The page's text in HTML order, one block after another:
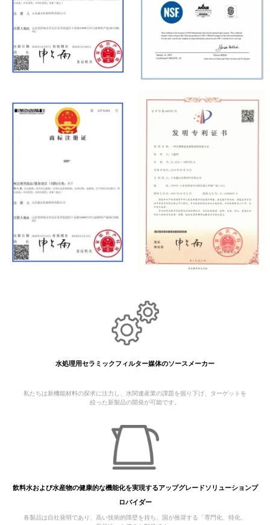
水処理用セラミックフィルター媒体のソースメーカー
私たちは新機能材料の探求に注力し、水関連産業の課題を掘り下げ、ターゲットを
絞った新製品の開発が可能です。
飲料水および水産物の健康的な機能化を実現するアップグレードソリューションプ
ロバイダー
各製品は自社発明であり、高い技術的障壁を持ち、国が推奨する「専門化、特化、